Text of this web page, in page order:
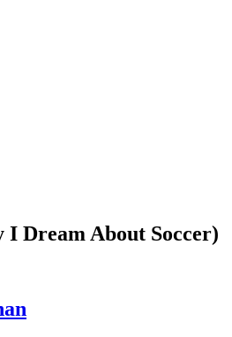
Dream About Soccer)